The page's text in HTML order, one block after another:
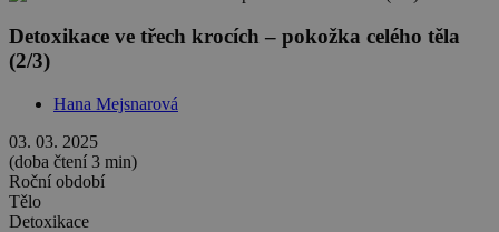
Detoxikace ve třech krocích – pokožka celého těla
(2/3)
Hana Mejsnarová
03. 03. 2025
(doba čtení 3 min)
Roční období
Tělo
Detoxikace